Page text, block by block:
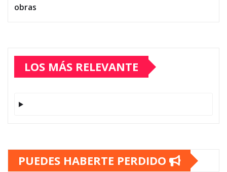
obras
LOS MÁS RELEVANTE
PUEDES HABERTE PERDIDO